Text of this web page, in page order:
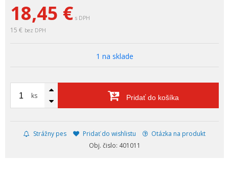
18,45 € s DPH
15 € bez DPH
1 na sklade
ks Pridať do košíka
Strážny pes Pridať do wishlistu
Otázka na produkt
Obj. čislo: 401011